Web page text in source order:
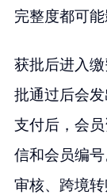
完整度都可能
获批后进入
批通过后会
支付后，会
信和会员编
审核、跨境转